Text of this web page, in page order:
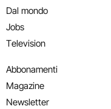
Dal mondo
Jobs
Television
Abbonamenti
Magazine
Newsletter